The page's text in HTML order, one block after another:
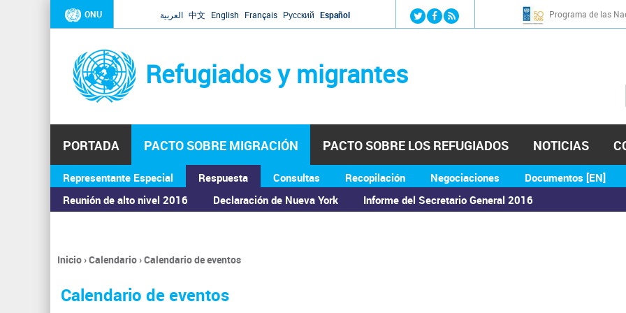
Jump to navigation
ONU العربية 中文 English Français Русский Español Programa de las
Refugiados y migrantes
PORTADA PACTO SOBRE MIGRACIÓN
Representante Especial
Respuesta
Reunión de alto nivel 2016
Declaración de Nueva York Informe del Secretario General 2016
Consultas Recopilación Negociaciones Documentos [EN]
PACTO SOBRE LOS REFUGIADOS NOTICIAS
ASAMBLEA GENERAL
Se
encuentra
usted
Inicio›Calendario›Calendario de eventos
Calendario de eventos